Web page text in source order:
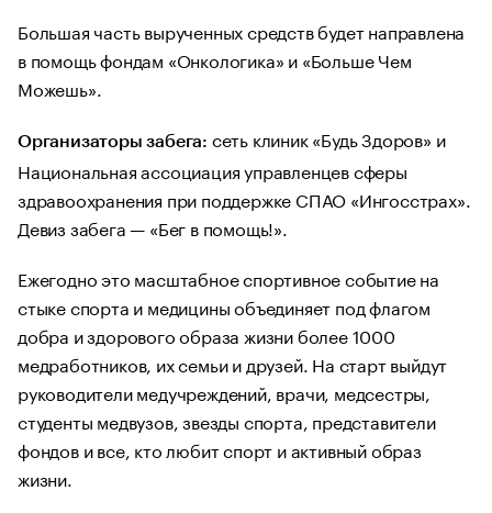
Большая часть вырученных средств будет направлена
в помощь фондам «Онкологика» и «Больше Чем
Можешь».
Организаторы забега: сеть клиник «Будь Здоров» и
Национальная ассоциация управленцев сферы
здравоохранения при поддержке СПАО «Ингосстрах».
Девиз забега — «Бег в помощь!».
Ежегодно это масштабное спортивное событие на
стыке спорта и медицины объединяет под флагом
добра и здорового образа жизни более 1000
медработников, их семьи и друзей. На старт выйдут
руководители медучреждений, врачи, медсестры,
студенты медвузов, звезды спорта, представители
фондов и все, кто любит спорт и активный образ
жизни.